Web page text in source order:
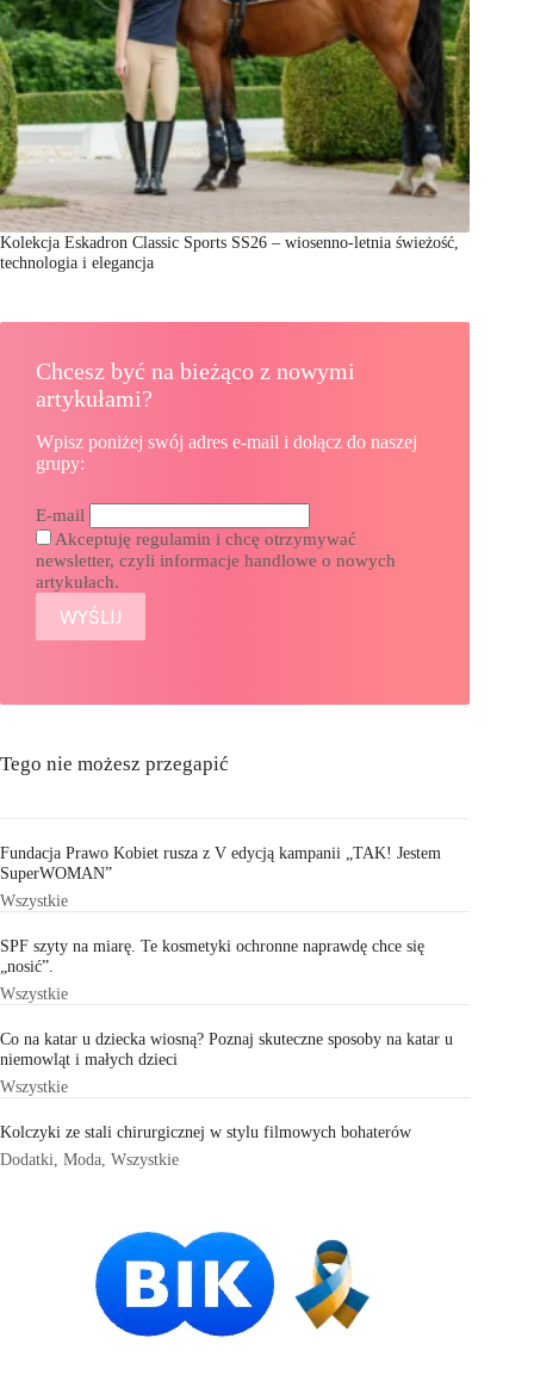
Kolekcja Eskadron Classic Sports SS26 – wiosenno-letnia świeżość,
technologia i elegancja
Chcesz być na bieżąco z nowymi
artykułami?
Wpisz poniżej swój adres e-mail i dołącz do naszej
grupy:
E-mail
Akceptuję regulamin i chcę otrzymywać
newsletter, czyli informacje handlowe o nowych
artykułach.
Tego nie możesz przegapić
Fundacja Prawo Kobiet rusza z V edycją kampanii „TAK! Jestem
SuperWOMAN”
Wszystkie
SPF szyty na miarę. Te kosmetyki ochronne naprawdę chce się
„nosić”.
Wszystkie
Co na katar u dziecka wiosną? Poznaj skuteczne sposoby na katar u
niemowląt i małych dzieci
Wszystkie
Kolczyki ze stali chirurgicznej w stylu filmowych bohaterów
Dodatki Moda Wszystkie